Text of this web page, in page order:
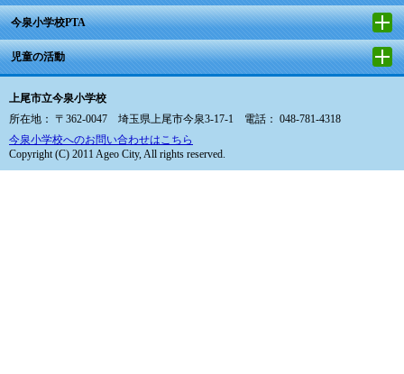
今泉小学校PTA
児童の活動
上尾市立今泉小学校
所在地： 〒362-0047 埼玉県上尾市今泉3-17-1 電話： 048-781-4318
今泉小学校へのお問い合わせはこちら
Copyright (C) 2011 Ageo City, All rights reserved.